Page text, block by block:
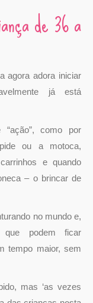
de 36 a
agora adora iniciar
já está
como por
ou a motoca,
e quando
– o brincar de
no mundo e,
que podem ficar
tempo maior, sem
mas ‘as vezes